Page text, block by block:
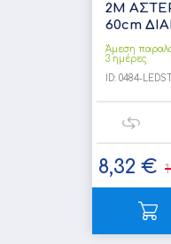
2Μ
60cm
Άμεση
3 ημέρες
ID: 0484-
8,32 €